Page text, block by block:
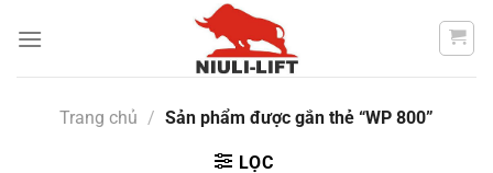
đến
Trang chủ / Sản phẩm được gắn thẻ “WP 800”
LỌC